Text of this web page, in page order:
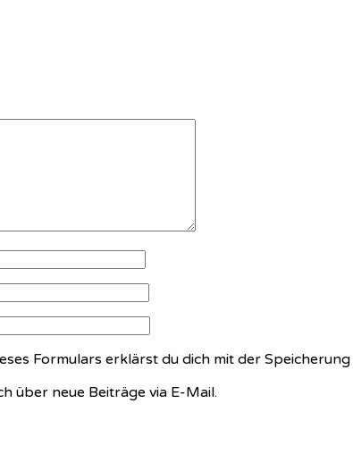
Formulars erklärst du dich mit der
über neue Beiträge via E-Mail.